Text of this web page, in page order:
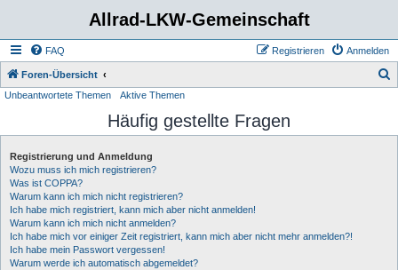
Allrad-LKW-Gemeinschaft
FAQ Anmelden
Registrieren
Foren-Übersicht
h
Unbeantwortete Themen Aktive Themen
Häufig gestellte Fragen
Registrierung und Anmeldung
Wozu muss ich mich registrieren?
Was ist COPPA?
Warum kann ich mich nicht registrieren?
Ich habe mich registriert, kann mich aber nicht anmelden!
Warum kann ich mich nicht anmelden?
Ich habe mich vor einiger Zeit registriert, kann mich aber nicht mehr anmelden?!
Ich habe mein Passwort vergessen!
Warum werde ich automatisch abgemeldet?